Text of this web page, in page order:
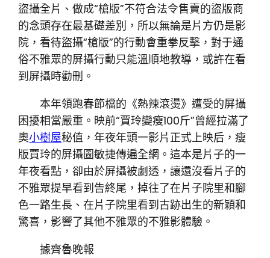
盜攝全片、做成“槍版”不符合法令售賣的盜版商
的念頭存在最基礎差別，所以無論是片方仍是影
院，看待盜攝“槍版”的行動會重拳反擊，對于通
俗不雅眾的屏攝行動只能溫順地教導，或許在看
到屏攝時勸刪。
本年領跑春節檔的《熱辣滾燙》遭受的屏攝
困擾相當嚴重。映前“賈玲變瘦100斤”曾經拉滿了
奧小樹屋秘值，年夜年頭一影片正式上映后，瘦
版賈玲的屏攝圖敏捷傳遍全網。這本是片子的一
年夜看點，卻由於屏攝被劇透，讓還沒看片子的
不雅眾提早看到告終尾，掉往了在片子院里和腳
色一路生長、在片子院里看到古跡出生的新穎和
驚喜，影響了其他不雅眾的不雅影體驗。
據齊魯晚報